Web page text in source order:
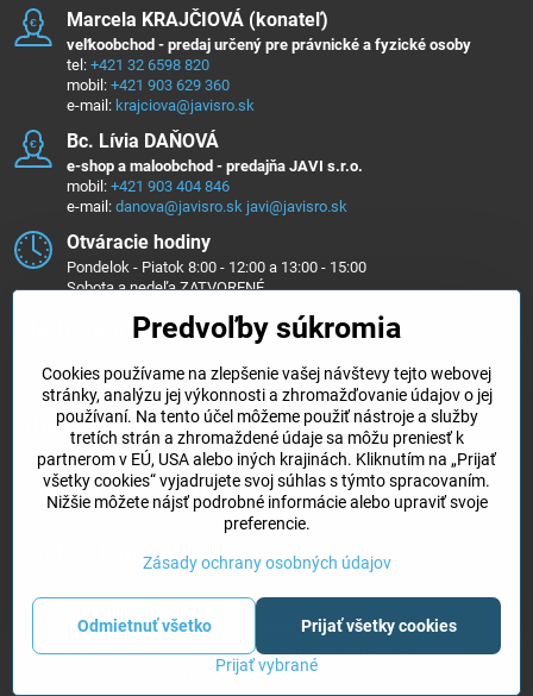
Marcela KRAJČIOVÁ (konateľ)
veľkoobchod - predaj určený pre právnické a fyzické osoby
tel: +421 32 6598 820
mobil: +421 903 629 360
e-mail: krajciova@javisro.sk
Bc​. Lívia DAŇOVÁ
e-shop a maloobchod - predajňa JAVI s.r.o.
mobil: +421 903 404 846
e-mail: danova@javisro.sk javi@javisro.sk
Otváracie hodiny
Pondelok - Piatok 8:00 - 12:00 a 13:00 - 15:00
Sobota a nedeľa ZATVORENÉ
Sledujte nás na ...
Facebook Instagram
Objednávky
Kategórie e-shopu
Všetko k nákupu
©
Copyright
Predvoľby súkromiaZásady ochrany osobných údajov
Vytvorené pomocou:BiznisWeb.sk
Predvoľby súkromia
Cookies používame na zlepšenie vašej návštevy tejto webovej
stránky, analýzu jej výkonnosti a zhromažďovanie údajov o jej
používaní. Na tento účel môžeme použiť nástroje a služby
tretích strán a zhromaždené údaje sa môžu preniesť k
partnerom v EÚ, USA alebo iných krajinách. Kliknutím na „Prijať
všetky cookies“ vyjadrujete svoj súhlas s týmto spracovaním.
Nižšie môžete nájsť podrobné informácie alebo upraviť svoje
preferencie.
Zásady ochrany osobných údajov
Prijať vybrané
Prijať všetky cookies
Odmietnuť všetko